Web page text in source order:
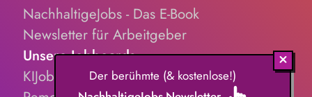
NachhaltigeJobs - Das E-Book
Newsletter für Arbeitgeber
Unsere Jobboards
KIJobs.de
Der berühmte (& kostenlose!)